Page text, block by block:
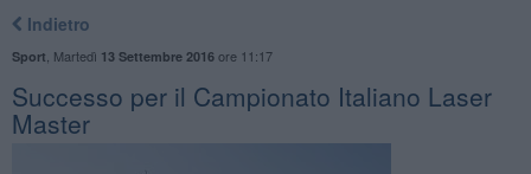
Indietro
Sport Martedì 13 Settembre 2016ore 11:17
Successo per il Campionato Italiano Laser
Master